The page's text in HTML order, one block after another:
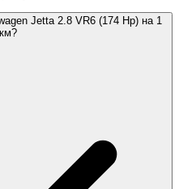
Jetta 2.8 VR6 (174 Hp) на 1